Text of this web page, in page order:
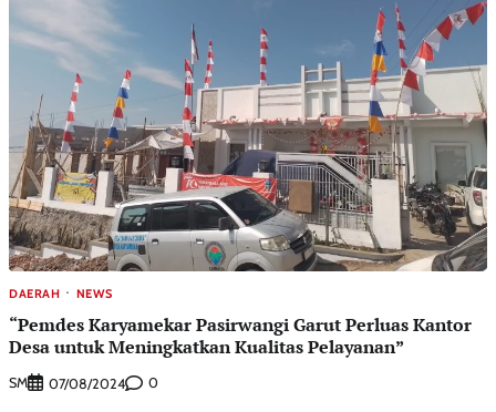
DAERAH NEWS
“Pemdes Karyamekar Pasirwangi Garut Perluas Kantor
Desa untuk Meningkatkan Kualitas Pelayanan”
SM 07/08/2024 0